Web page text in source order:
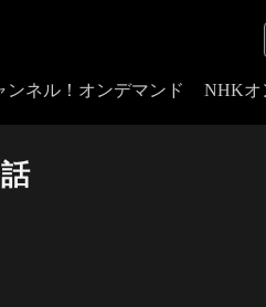
ンネル！オンデマンド NHKオ